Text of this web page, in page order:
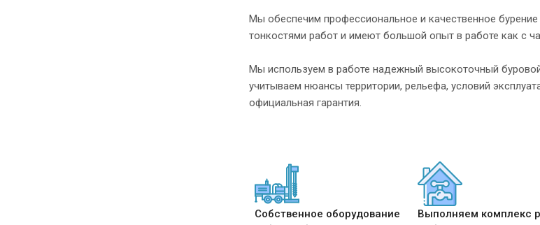
Мы обеспечим профессиональное и качественное
тонкостями работ и имеют большой опыт в работе как с
Мы используем в работе надежный высокоточный
учитываем нюансы территории, рельефа, условий
официальная гарантия.
Собственное оборудование Выполняем комплекс